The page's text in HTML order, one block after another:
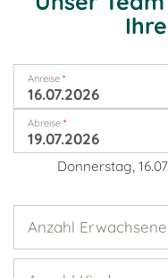
Anreise *
Abreise *
Donnerstag, 16.07.
Anzahl Erwachsene